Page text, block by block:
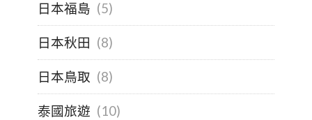
日本福島 (5)
日本秋田 (8)
日本鳥取 (8)
泰國旅遊 (10)